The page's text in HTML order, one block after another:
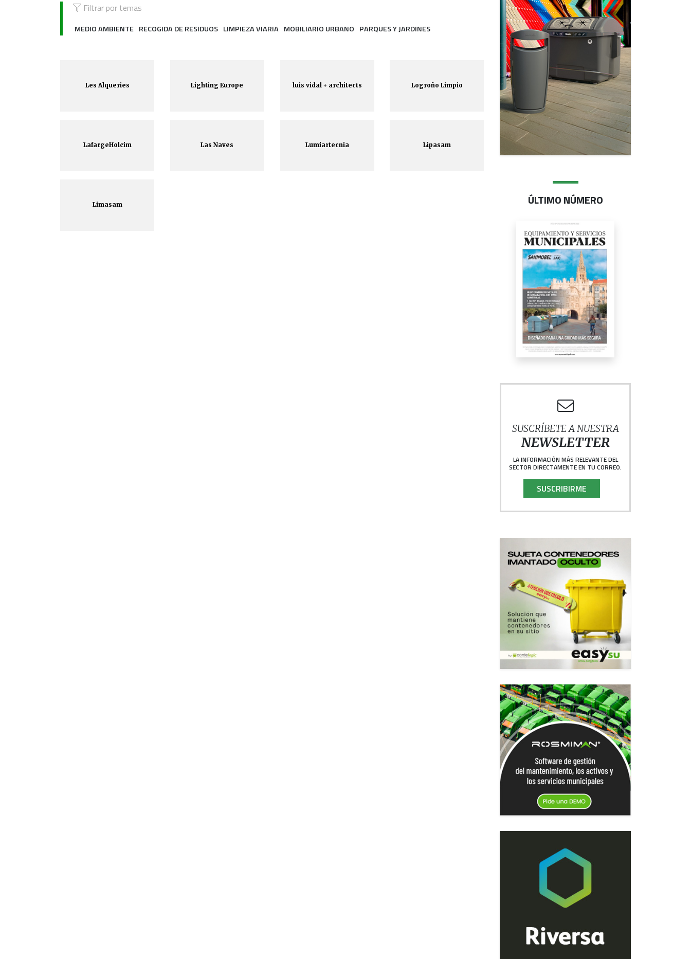
Filtrar por temas
MEDIO AMBIENTE RECOGIDA DE RESIDUOS LIMPIEZA VIARIA MOBILIARIO URBANO PARQUES Y JARDINES
Les Alqueries Lighting Europe luis vidal + architects Logroño Limpio
LafargeHolcim Las Naves Lumiartecnia Lipasam
Limasam ÚLTIMO NÚMERO
SUSCRÍBETE A NUESTRA
NEWSLETTER
LA INFORMACIÓN MÁS RELEVANTE DEL
SECTOR DIRECTAMENTE EN TU CORREO.
SUSCRIBIRME